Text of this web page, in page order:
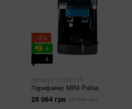
−5%
4
4
Артикул: 19722115
Пурифайер MINI Pallas
28 064 грн 29 541 грн